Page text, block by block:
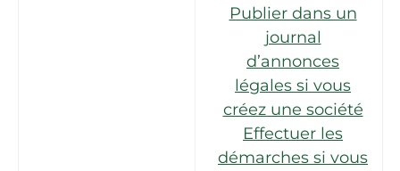
Publier dans un
journal
d’annonces
légales si vous
créez une société
Effectuer les
démarches si vous